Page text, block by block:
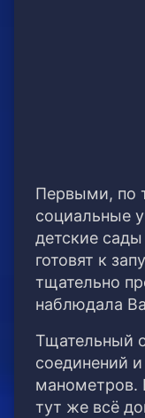
Первыми, по
социальные
детские
готовят к
тщательно
наблюдала
Тщательный
соединений
манометров.
тут же всё